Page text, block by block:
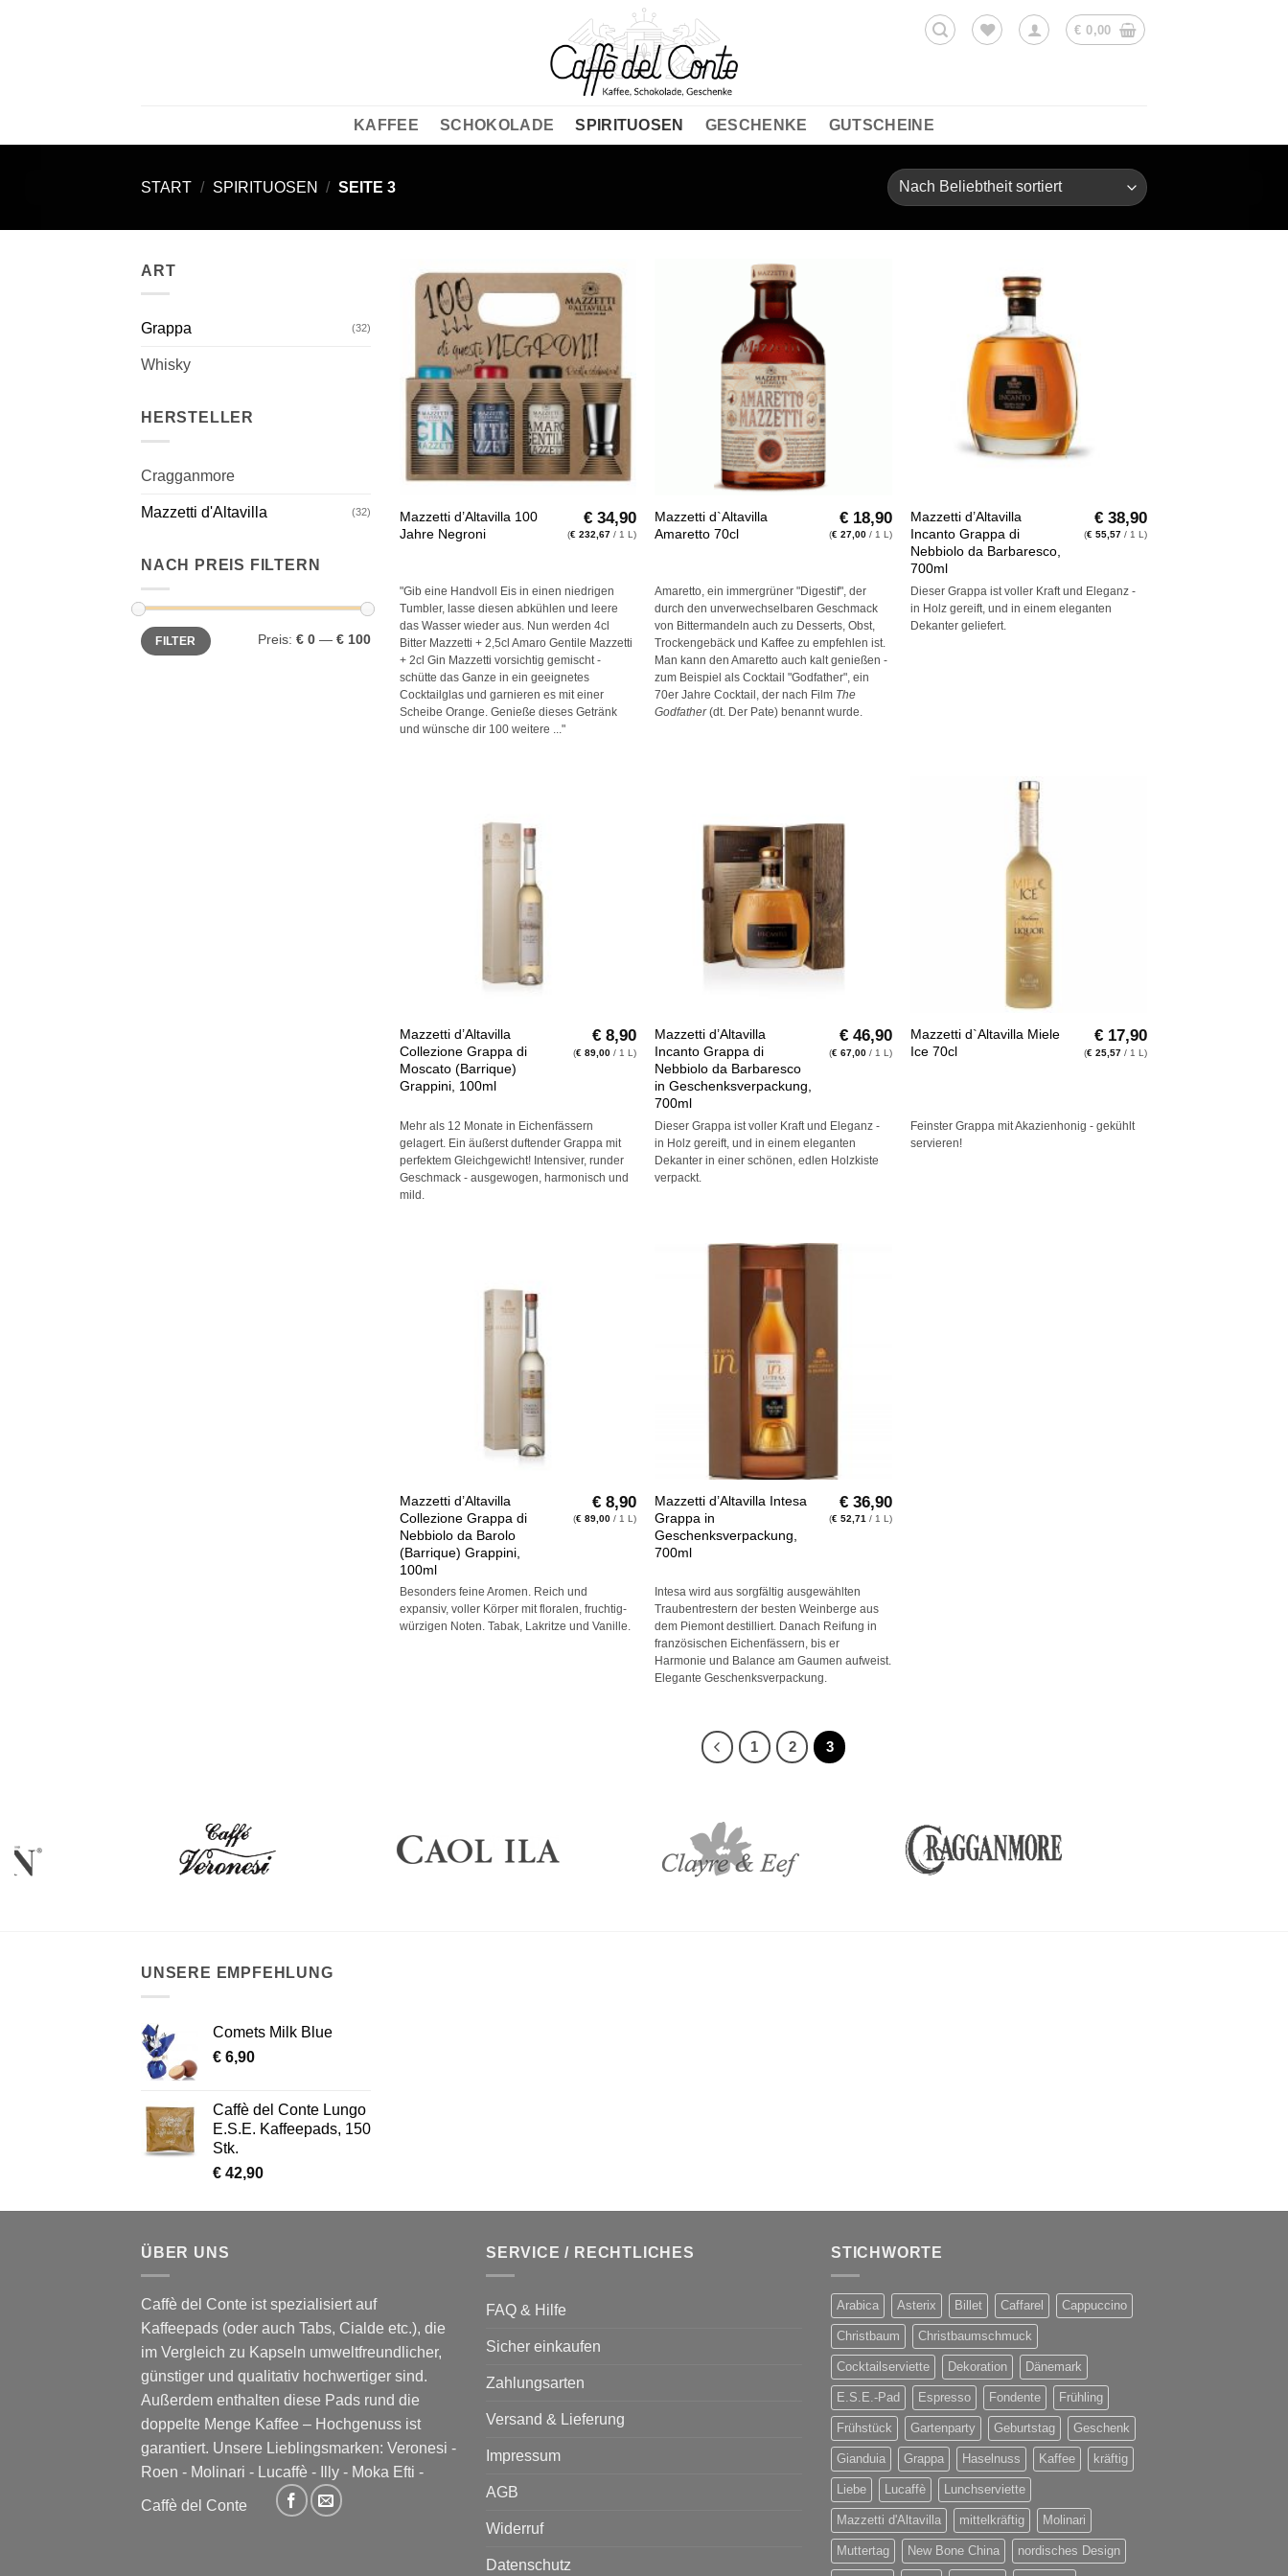
€ 0,00
KAFFEE SCHOKOLADE SPIRITUOSEN GESCHENKE GUTSCHEINE
START / SPIRITUOSEN / SEITE 3
ART
Grappa (32)
Whisky
HERSTELLER
Cragganmore
Mazzetti d'Altavilla (32)
NACH PREIS FILTERN
Min.
Preis
Max.
PreisFILTER Preis: € 0 — € 100
Auf die
+
Mazzetti d’Altavilla 100
Jahre Negroni
€34,90
(€232,67/ 1 L)
"Gib eine Handvoll Eis in einen niedrigen
Tumbler, lasse diesen abkühlen und leere
das Wasser wieder aus. Nun werden 4cl
Bitter Mazzetti + 2,5cl Amaro Gentile Mazzetti
+ 2cl Gin Mazzetti vorsichtig gemischt -
schütte das Ganze in ein geeignetes
Cocktailglas und garnieren es mit einer
Scheibe Orange. Genieße dieses Getränk
und wünsche dir 100 weitere ..."
Mazzetti d`Altavilla
Amaretto 70cl
€18,90
(€27,00/ 1 L)
Amaretto, ein immergrüner "Digestif", der
durch den unverwechselbaren Geschmack
von Bittermandeln auch zu Desserts, Obst,
Trockengebäck und Kaffee zu empfehlen ist.
Man kann den Amaretto auch kalt genießen -
zum Beispiel als Cocktail "Godfather", ein
70er Jahre Cocktail, der nach Film The
Godfather(dt. Der Pate) benannt wurde.
Mazzetti d’Altavilla
Incanto Grappa di
Nebbiolo da Barbaresco,
700ml
€ 38,90
(€ 55,57 / 1 L)
Dieser Grappa ist voller Kraft und Eleganz -
in Holz gereift, und in einem eleganten
Dekanter geliefert.
Mazzetti d’Altavilla
Collezione Grappa di
Moscato (Barrique)
Grappini, 100ml
€8,90
(€ 89,00/ 1 L)
Mehr als 12 Monate in Eichenfässern
gelagert. Ein äußerst duftender Grappa mit
perfektem Gleichgewicht! Intensiver, runder
Geschmack - ausgewogen, harmonisch und
mild.
Auf die
Wunschliste
Mazzetti d’Altavilla
Incanto Grappa di
Nebbiolo da Barbaresco
in Geschenksverpackung,
700ml
€46,90
(€ 67,00/ 1 L)
Dieser Grappa ist voller Kraft und Eleganz -
in Holz gereift, und in einem eleganten
Dekanter in einer schönen, edlen Holzkiste
verpackt.
Mazzetti d`Altavilla Miele
Ice 70cl
€ 17,90
(€ 25,57 / 1 L)
Feinster Grappa mit Akazienhonig - gekühlt
servieren!
Mazzetti d’Altavilla
Collezione Grappa di
Nebbiolo da Barolo
(Barrique) Grappini,
100ml
€8,90
(€89,00/ 1 L)
Besonders feine Aromen. Reich und
expansiv, voller Körper mit floralen, fruchtig-
würzigen Noten. Tabak, Lakritze und Vanille.
Mazzetti d’Altavilla Intesa
Grappa in
Geschenksverpackung,
700ml
€36,90
(€52,71/ 1 L)
Intesa wird aus sorgfältig ausgewählten
Traubentrestern der besten Weinberge aus
dem Piemont destilliert. Danach Reifung in
französischen Eichenfässern, bis er
Harmonie und Balance am Gaumen aufweist.
Elegante Geschenksverpackung.
1 2 3
UNSERE EMPFEHLUNG
Comets Milk Blue
€ 6,90
Caffè del Conte Lungo
E.S.E. Kaffeepads, 150
Stk.
€ 42,90
ÜBER UNS
Caffè del Conte ist spezialisiert auf
Kaffeepads (oder auch Tabs, Cialde etc.), die
im Vergleich zu Kapseln umweltfreundlicher,
günstiger und qualitativ hochwertiger sind.
Außerdem enthalten diese Pads rund die
doppelte Menge Kaffee – Hochgenuss ist
garantiert. Unsere Lieblingsmarken: Veronesi -
Roen - Molinari - Lucaffè - Illy - Moka Efti -
Caffè del Conte
SERVICE / RECHTLICHES
FAQ & Hilfe
Sicher einkaufen
Zahlungsarten
Versand & Lieferung
Impressum
AGB
Widerruf
Datenschutz
STICHWORTE
Arabica Asterix Billet Caffarel Cappuccino
Christbaum Christbaumschmuck
Cocktailserviette Dekoration Dänemark
E.S.E.-Pad Espresso Fondente Frühling
Frühstück Gartenparty Geburtstag Geschenk
Gianduia Grappa Haselnuss Kaffee kräftig
Liebe Lucaffè Lunchserviette
Mazzetti d'Altavilla mittelkräftig Molinari
Muttertag New Bone China nordisches Design